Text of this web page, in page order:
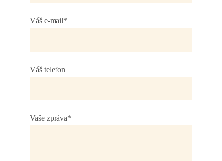
Váš e-mail*
Váš telefon
Vaše zpráva*